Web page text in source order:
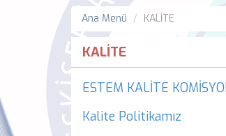
Ana Menü KALİTE
KALİTE
ESTEM KALİTE
Kalite Politikamız